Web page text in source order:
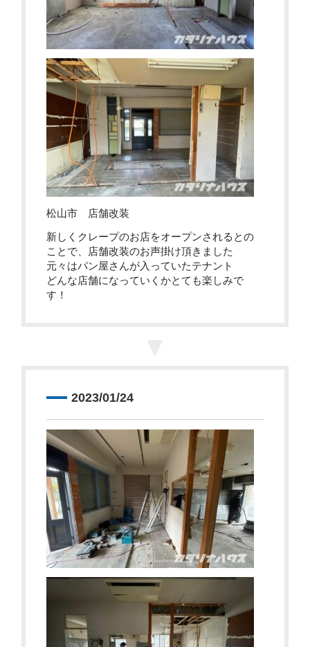
松山市 店舗改装
新しくクレープのお店をオープンされるとの
ことで、店舗改装のお声掛け頂きました
元々はパン屋さんが入っていたテナント
どんな店舗になっていくかとても楽しみで
す！
2023/01/24